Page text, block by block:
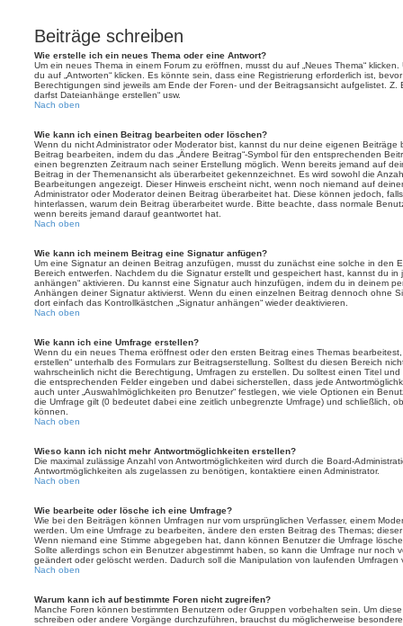
Beiträge schreiben
Wie erstelle ich ein neues Thema oder eine Antwort?
Um ein neues Thema in einem Forum zu eröffnen, musst du auf „Neues Thema“
du auf „Antworten“ klicken. Es könnte sein, dass eine Registrierung erforderlich ist,
Berechtigungen sind jeweils am Ende der Foren- und der Beitragsansicht aufgelistet. Z.
darfst Dateianhänge erstellen“ usw.
Nach oben
Wie kann ich einen Beitrag bearbeiten oder löschen?
Wenn du nicht Administrator oder Moderator bist, kannst du nur deine eigenen
Beitrag bearbeiten, indem du das „Ändere Beitrag“-Symbol für den entsprechenden
einen begrenzten Zeitraum nach seiner Erstellung möglich. Wenn bereits jemand auf
Beitrag in der Themenansicht als überarbeitet gekennzeichnet. Es wird sowohl die
Bearbeitungen angezeigt. Dieser Hinweis erscheint nicht, wenn noch niemand auf
Administrator oder Moderator deinen Beitrag überarbeitet hat. Diese können jedoch,
hinterlassen, warum dein Beitrag überarbeitet wurde. Bitte beachte, dass normale
wenn bereits jemand darauf geantwortet hat.
Nach oben
Wie kann ich meinem Beitrag eine Signatur anfügen?
Um eine Signatur an deinen Beitrag anzufügen, musst du zunächst eine solche in den
Bereich entwerfen. Nachdem du die Signatur erstellt und gespeichert hast, kannst du in
anhängen“ aktivieren. Du kannst eine Signatur auch hinzufügen, indem du in deinem
Anhängen deiner Signatur aktivierst. Wenn du einen einzelnen Beitrag dennoch ohne
dort einfach das Kontrollkästchen „Signatur anhängen“ wieder deaktivieren.
Nach oben
Wie kann ich eine Umfrage erstellen?
Wenn du ein neues Thema eröffnest oder den ersten Beitrag eines Themas
erstellen“ unterhalb des Formulars zur Beitragserstellung. Solltest du diesen Bereich
wahrscheinlich nicht die Berechtigung, Umfragen zu erstellen. Du solltest einen Titel
die entsprechenden Felder eingeben und dabei sicherstellen, dass jede
auch unter „Auswahlmöglichkeiten pro Benutzer“ festlegen, wie viele Optionen ein
die Umfrage gilt (0 bedeutet dabei eine zeitlich unbegrenzte Umfrage) und schließlich,
können.
Nach oben
Wieso kann ich nicht mehr Antwortmöglichkeiten erstellen?
Die maximal zulässige Anzahl von Antwortmöglichkeiten wird durch die Board-
Antwortmöglichkeiten als zugelassen zu benötigen, kontaktiere einen Administrator.
Nach oben
Wie bearbeite oder lösche ich eine Umfrage?
Wie bei den Beiträgen können Umfragen nur vom ursprünglichen Verfasser, einem
werden. Um eine Umfrage zu bearbeiten, ändere den ersten Beitrag des Themas;
Wenn niemand eine Stimme abgegeben hat, dann können Benutzer die Umfrage
Sollte allerdings schon ein Benutzer abgestimmt haben, so kann die Umfrage nur noch
geändert oder gelöscht werden. Dadurch soll die Manipulation von laufenden Umfragen
Nach oben
Warum kann ich auf bestimmte Foren nicht zugreifen?
Manche Foren können bestimmten Benutzern oder Gruppen vorbehalten sein. Um
schreiben oder andere Vorgänge durchzuführen, brauchst du möglicherweise